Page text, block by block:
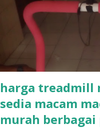
harga treadmill
sedia macam
murah